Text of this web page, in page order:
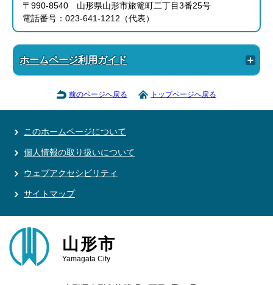
〒990-8540 山形県山形市旅篭町二丁目3番25号
電話番号：023-641-1212（代表）
ホームページ利用ガイド
前のページへ戻る トップページへ戻る
このホームページについて
個人情報の取り扱いについて
ウェブアクセシビリティ
サイトマップ
山形市
Yamagata City